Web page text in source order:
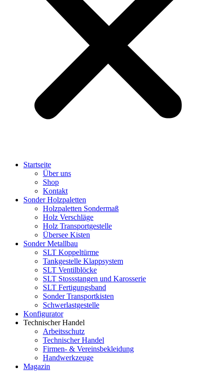
Startseite
Über uns
Shop
Kontakt
Sonder Holzpaletten
Holzpaletten Sondermaß
Holz Verschläge
Holz Transportgestelle
Übersee Kisten
Sonder Metallbau
SLT Koppeltürme
Tankgestelle Klappsystem
SLT Ventilblöcke
SLT Stossstangen und Karosserie
SLT Fertigungsband
Sonder Transportkisten
Schwerlastgestelle
Konfigurator
Technischer Handel
Arbeitsschutz
Technischer Handel
Firmen- & Vereinsbekleidung
Handwerkzeuge
Magazin